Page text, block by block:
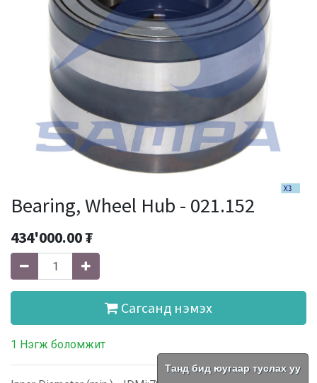
Bearing, Wheel Hub - 021.152
434'000.00₮
Сагсанд нэмэх
1 Нэгж боломжит
Танд бид юугаар туслах уу